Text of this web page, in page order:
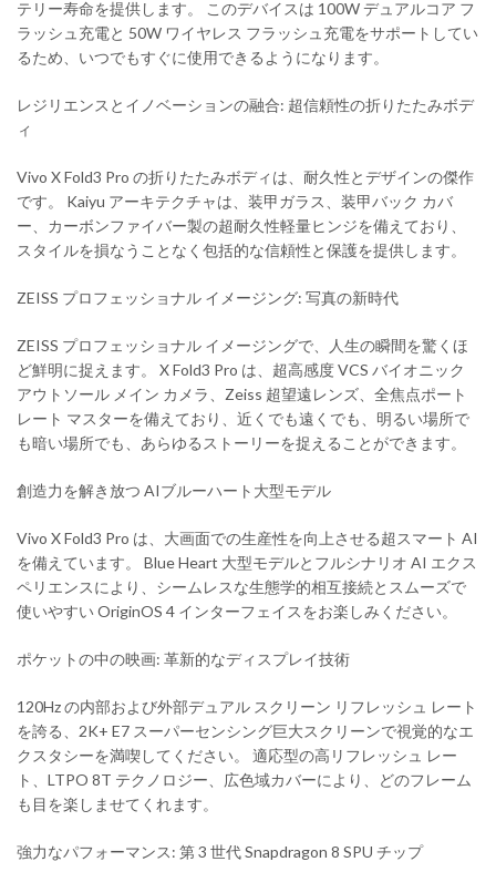
テリー寿命を提供します。 このデバイスは 100W デュアルコア フ
ラッシュ充電と 50W ワイヤレス フラッシュ充電をサポートしてい
るため、いつでもすぐに使用できるようになります。
レジリエンスとイノベーションの融合: 超信頼性の折りたたみボデ
ィ
Vivo X Fold3 Pro の折りたたみボディは、耐久性とデザインの傑作
です。 Kaiyu アーキテクチャは、装甲ガラス、装甲バック カバ
ー、カーボンファイバー製の超耐久性軽量ヒンジを備えており、
スタイルを損なうことなく包括的な信頼性と保護を提供します。
ZEISS プロフェッショナル イメージング: 写真の新時代
ZEISS プロフェッショナル イメージングで、人生の瞬間を驚くほ
ど鮮明に捉えます。 X Fold3 Pro は、超高感度 VCS バイオニック
アウトソール メイン カメラ、Zeiss 超望遠レンズ、全焦点ポート
レート マスターを備えており、近くでも遠くでも、明るい場所で
も暗い場所でも、あらゆるストーリーを捉えることができます。
創造力を解き放つ AIブルーハート大型モデル
Vivo X Fold3 Pro は、大画面での生産性を向上させる超スマート AI
を備えています。 Blue Heart 大型モデルとフルシナリオ AI エクス
ペリエンスにより、シームレスな生態学的相互接続とスムーズで
使いやすい OriginOS 4 インターフェイスをお楽しみください。
ポケットの中の映画: 革新的なディスプレイ技術
120Hz の内部および外部デュアル スクリーン リフレッシュ レート
を誇る、2K+ E7 スーパーセンシング巨大スクリーンで視覚的なエ
クスタシーを満喫してください。 適応型の高リフレッシュ レー
ト、LTPO 8T テクノロジー、広色域カバーにより、どのフレーム
も目を楽しませてくれます。
強力なパフォーマンス: 第 3 世代 Snapdragon 8 SPU チップ